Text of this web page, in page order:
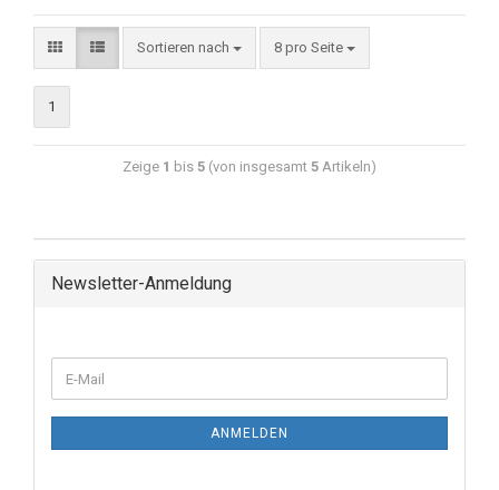
Sortieren nach 8 pro Seite
1
Zeige 1 bis 5 (von insgesamt 5 Artikeln)
Newsletter-Anmeldung
ANMELDEN